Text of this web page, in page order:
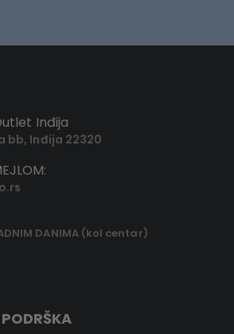
Inđija
bb, Inđija 22320
DANIMA (kol centar)